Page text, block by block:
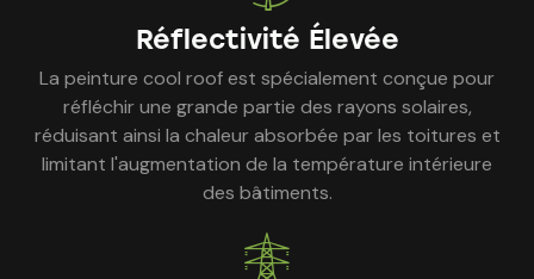
Réflectivité Élevée
La peinture cool roof est spécialement conçue pour
réfléchir une grande partie des rayons solaires,
réduisant ainsi la chaleur absorbée par les toitures et
limitant l'augmentation de la température intérieure
des bâtiments.